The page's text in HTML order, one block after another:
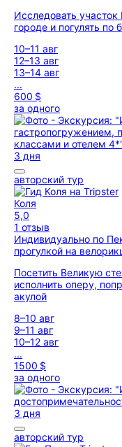
Исследовать
городе и погулять
10–11 авг
12–13 авг
13–14 авг
...
600 $
за одного
3 дня
авторский тур
Коля
5,0
1 отзыв
Индивидуально по
прогулкой на
Посетить Великую
исполнить оперу,
акулой
8–10 авг
9–11 авг
10–12 авг
...
1500 $
за одного
3 дня
авторский тур